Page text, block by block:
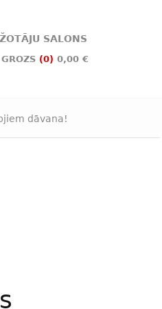
SALONS
GROZS (0) 0,00 €
dāvana!